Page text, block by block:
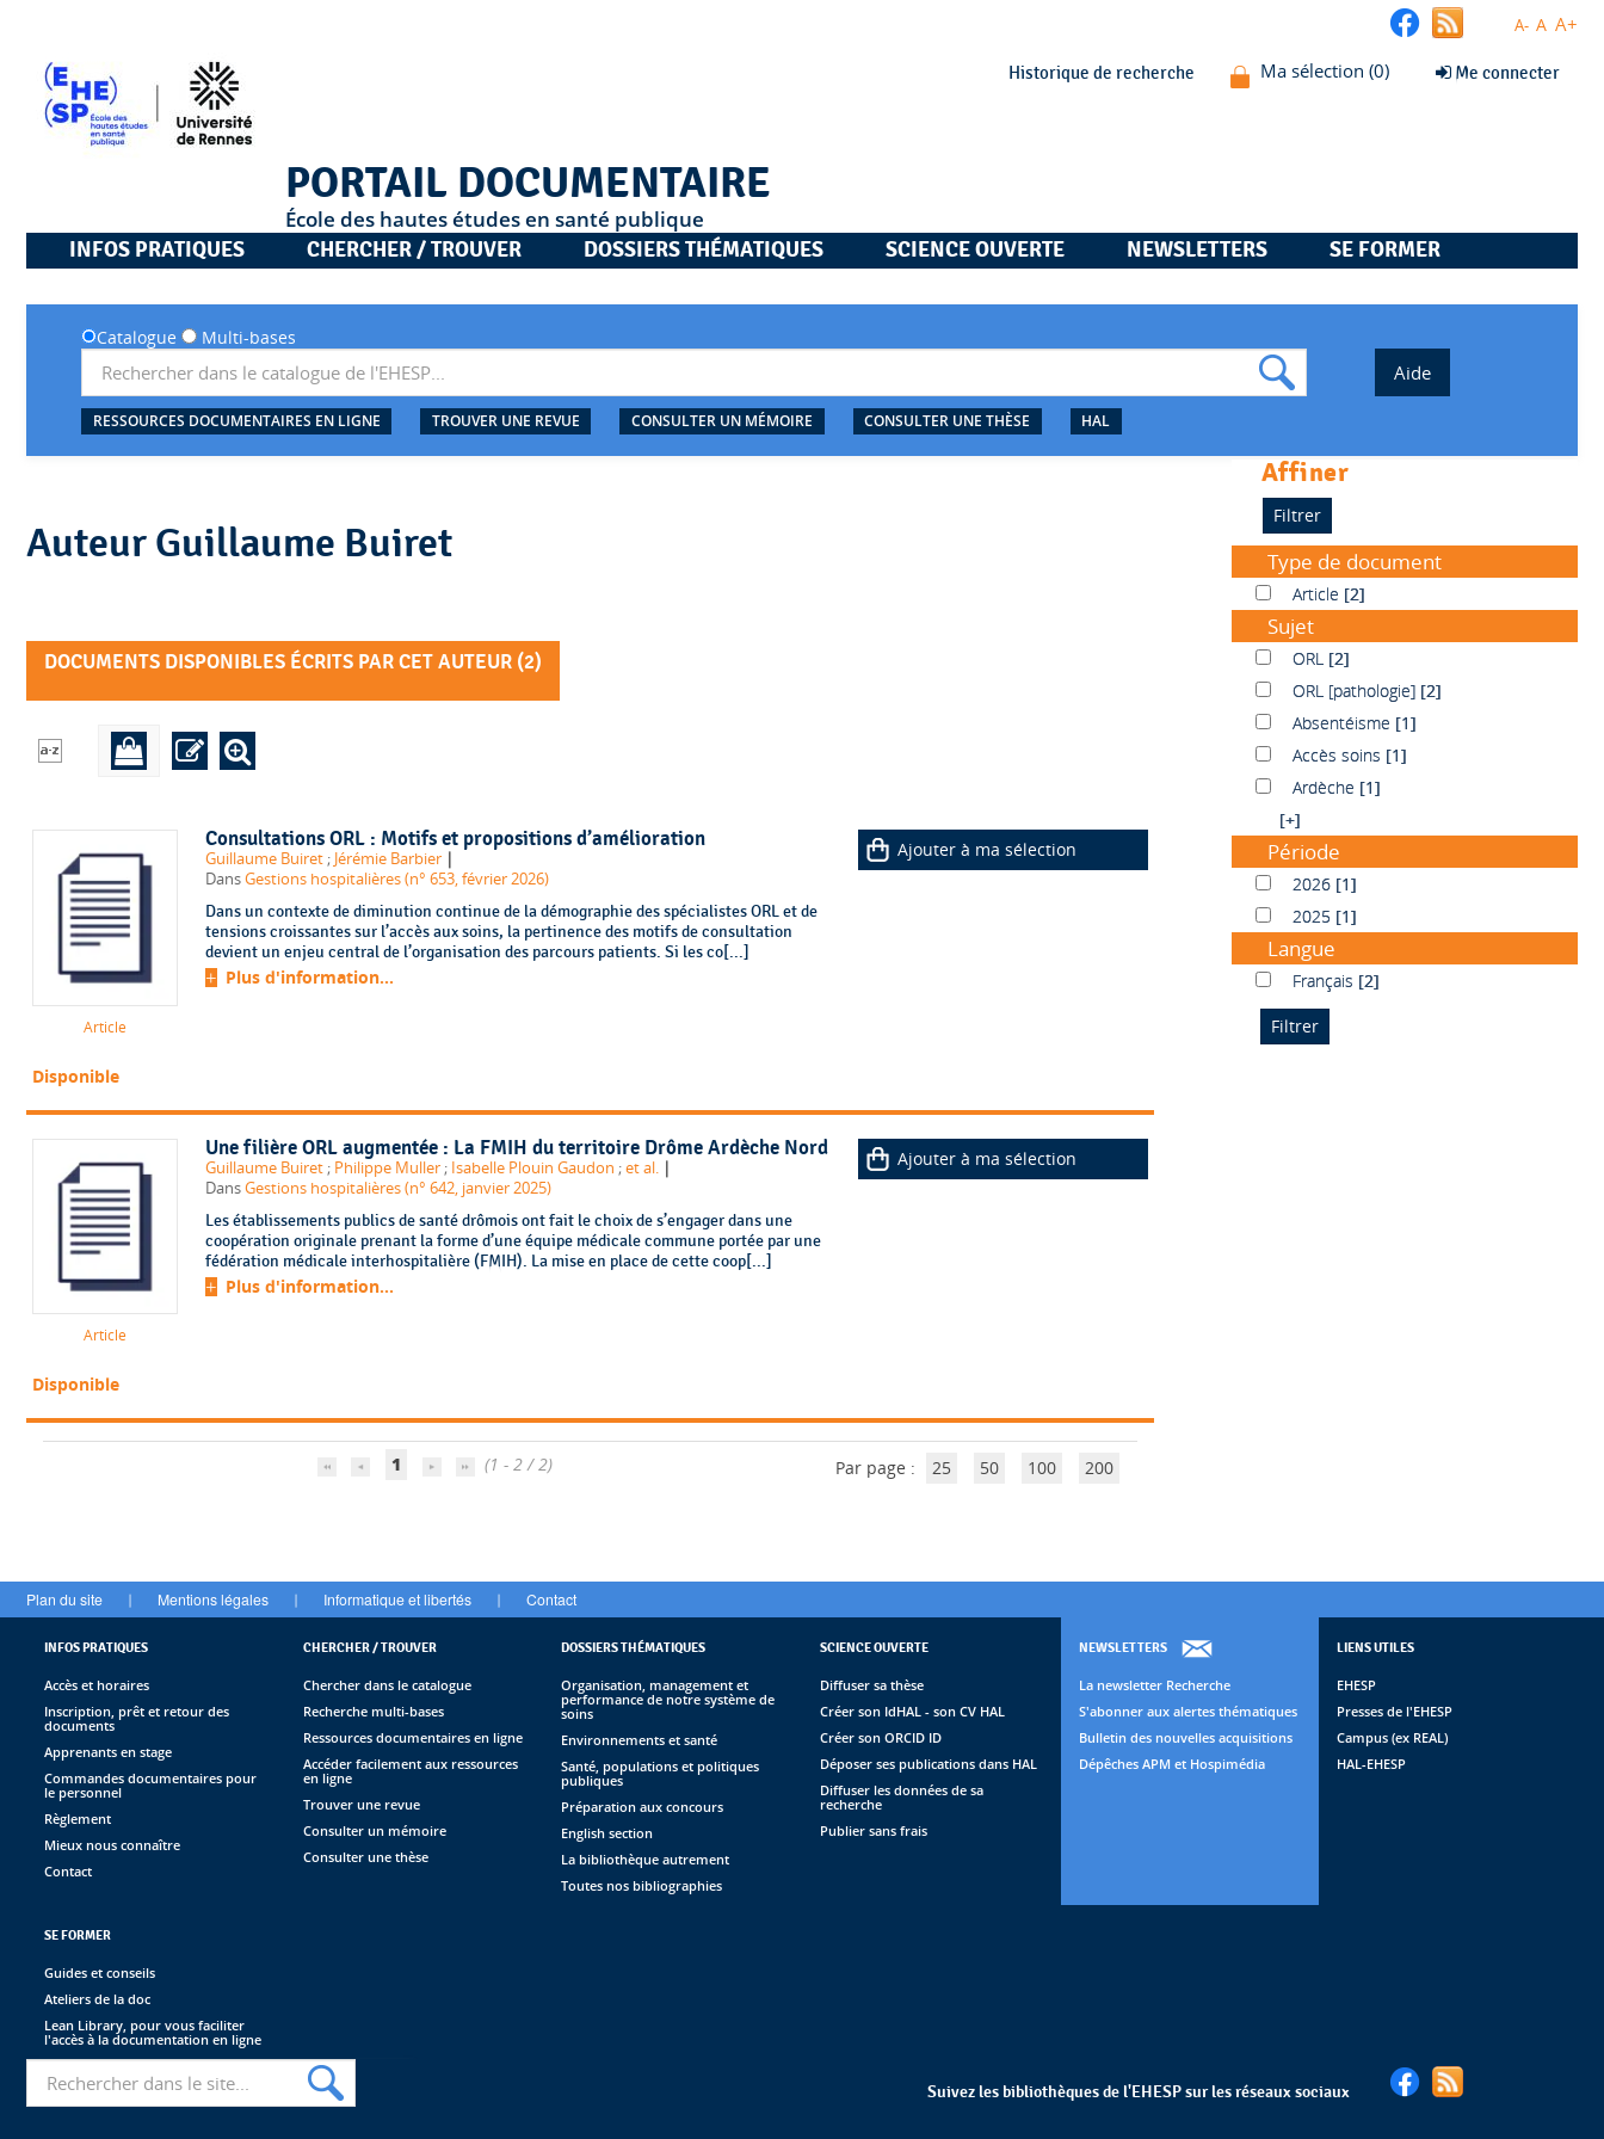
A- A A+
Historique de recherche Me connecter
PORTAIL DOCUMENTAIRE
École des hautes études en santé publique
INFOS PRATIQUES
CHERCHER / TROUVER DOSSIERS THÉMATIQUES SCIENCE OUVERTE NEWSLETTERS SE FORMER
Catalogue Multi-bases
RESSOURCES DOCUMENTAIRES EN LIGNE TROUVER UNE REVUE CONSULTER UN MÉMOIRE CONSULTER UNE THÈSE HAL
Auteur Guillaume Buiret
DOCUMENTS DISPONIBLES ÉCRITS PAR CET AUTEUR (2)
Article
Consultations ORL : Motifs et propositions d’amélioration
Guillaume Buiret ; Jérémie Barbier |
DansGestions hospitalières (n° 653, février 2026)
Dans un contexte de diminution continue de la démographie des spécialistes ORL et de
tensions croissantes sur l’accès aux soins, la pertinence des motifs de consultation
devient un enjeu central de l’organisation des parcours patients. Si les co[...]
Plus d'information...
Ajouter à ma sélection
Disponible
Article
Une filière ORL augmentée : La FMIH du territoire Drôme Ardèche Nord
Guillaume Buiret ; Philippe Muller ; Isabelle Plouin Gaudon ;et al. |
DansGestions hospitalières (n° 642, janvier 2025)
Les établissements publics de santé drômois ont fait le choix de s’engager dans une
coopération originale prenant la forme d’une équipe médicale commune portée par une
fédération médicale interhospitalière (FMIH). La mise en place de cette coop[...]
Plus d'information...
Ajouter à ma sélection
Disponible
1 (1 - 2 / 2) Par page : 25 50 100 200
affiner
Type de document
ArticleArticle [2]
Sujet
ORL ORL [2]
ORL [pathologie]
ORL [pathologie] [2]
Absentéisme
Absentéisme [1]
Accès soins
Accès soins [1]
ArdècheArdèche [1]
[+]
Période
20262026 [1]
20252025 [1]
Langue
FrançaisFrançais [2]
Plan du site | Mentions légales | Informatique et libertés | Contact
INFOS PRATIQUES
Accès et horaires
Inscription, prêt et retour des
documents
Apprenants en stage
Commandes documentaires pour
le personnel
Règlement
Mieux nous connaître
Contact
CHERCHER / TROUVER
Chercher dans le catalogue
Recherche multi-bases
Ressources documentaires en ligne
Accéder facilement aux ressources
en ligne
Trouver une revue
Consulter un mémoire
Consulter une thèse
DOSSIERS THÉMATIQUES
Organisation, management et
performance de notre système de
soins
Environnements et santé
Santé, populations et politiques
publiques
Préparation aux concours
English section
La bibliothèque autrement
Toutes nos bibliographies
SCIENCE OUVERTE
Diffuser sa thèse
Créer son IdHAL - son CV HAL
Créer son ORCID ID
Déposer ses publications dans HAL
Diffuser les données de sa
recherche
Publier sans frais
NEWSLETTERS
La newsletter Recherche
S'abonner aux alertes thématiques
Bulletin des nouvelles acquisitions
Dépêches APM et Hospimédia
SE FORMER
Guides et conseils
Ateliers de la doc
Lean Library, pour vous faciliter
l'accès à la documentation en ligne
LIENS UTILES
EHESP
Presses de l'EHESP
Campus (ex REAL)
HAL-EHESP
Suivez les bibliothèques de l'EHESP sur les réseaux sociaux